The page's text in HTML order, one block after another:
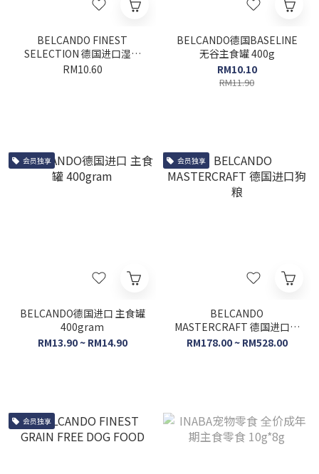
BELCANDO FINEST
SELECTION 德国进口湿粮
125g
RM10.60
BELCANDO德国BASELINE
无谷主食罐 400g
RM10.10
RM11.90
会员独享
BELCANDO德国进口 主食罐
400gram
RM13.90 ~ RM14.90
会员独享
BELCANDO
MASTERCRAFT 德国进口狗
粮
RM178.00 ~ RM528.00
会员独享